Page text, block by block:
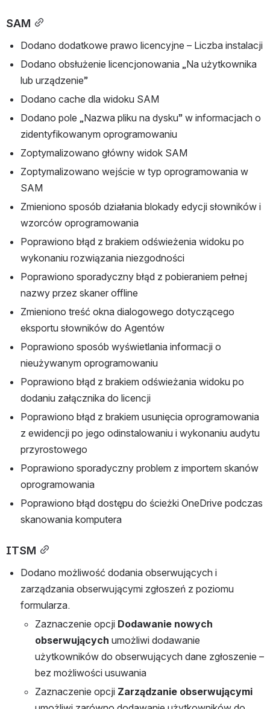
SAM
Dodano dodatkowe prawo licencyjne – Liczba instalacji
Dodano obsłużenie licencjonowania „Na użytkownika
lub urządzenie”
Dodano cache dla widoku SAM
Dodano pole „Nazwa pliku na dysku” w informacjach o
zidentyfikowanym oprogramowaniu
Zoptymalizowano główny widok SAM
Zoptymalizowano wejście w typ oprogramowania w
SAM
Zmieniono sposób działania blokady edycji słowników i
wzorców oprogramowania
Poprawiono błąd z brakiem odświeżenia widoku po
wykonaniu rozwiązania niezgodności
Poprawiono sporadyczny błąd z pobieraniem pełnej
nazwy przez skaner offline
Zmieniono treść okna dialogowego dotyczącego
eksportu słowników do Agentów
Poprawiono sposób wyświetlania informacji o
nieużywanym oprogramowaniu
Poprawiono błąd z brakiem odświeżania widoku po
dodaniu załącznika do licencji
Poprawiono błąd z brakiem usunięcia oprogramowania
z ewidencji po jego odinstalowaniu i wykonaniu audytu
przyrostowego
Poprawiono sporadyczny problem z importem skanów
oprogramowania
Poprawiono błąd dostępu do ścieżki OneDrive podczas
skanowania komputera
ITSM
Dodano możliwość dodania obserwujących i
zarządzania obserwującymi zgłoszeń z poziomu
formularza.
Zaznaczenie opcji Dodawanie nowych
obserwujących umożliwi dodawanie
użytkowników do obserwujących dane zgłoszenie –
bez możliwości usuwania
Zaznaczenie opcji Zarządzanie obserwującymi